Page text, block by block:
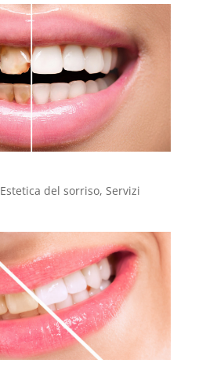
Estetica del sorriso, Servizi